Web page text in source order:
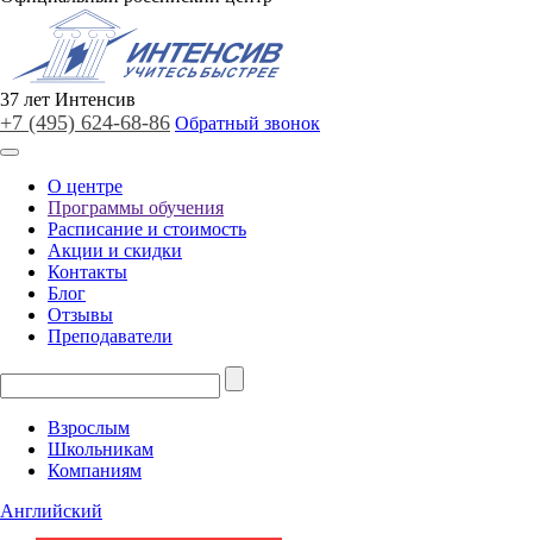
37 лет Интенсив
+7 (495) 624-68-86 Обратный звонок
О центре
Программы обучения
Расписание и стоимость
Акции и скидки
Контакты
Блог
Отзывы
Преподаватели
Взрослым
Школьникам
Компаниям
Английский